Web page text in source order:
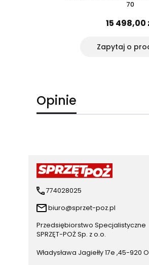
70
15 498,00
Zapytaj o
Opinie
774028025
biuro@sprzet-poz.pl
Przedsiębiorstwo Specjalistyczne
SPRZĘT-POŻ Sp. z o.o.
Władysława Jagiełły 17e ,45-920